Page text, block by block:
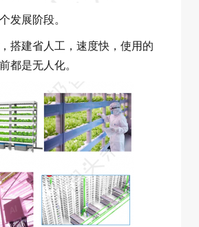
发展阶段。
搭建省人工，速度快，使用的
都是无人化。